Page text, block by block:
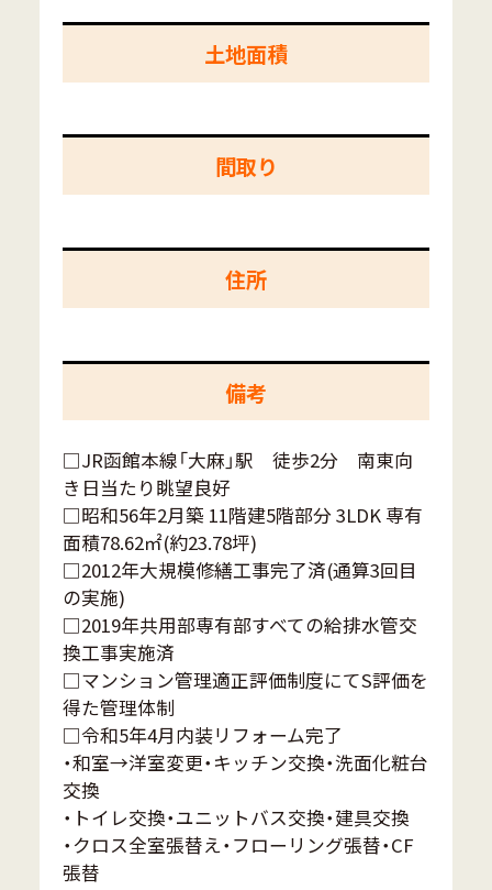
土地面積
間取り
住所
備考
□JR函館本線「大麻」駅 徒歩2分 南東向
き日当たり眺望良好
□昭和56年2月築 11階建5階部分 3LDK 専有
面積78.62㎡(約23.78坪)
□2012年大規模修繕工事完了済(通算3回目
の実施)
□2019年共用部専有部すべての給排水管交
換工事実施済
□マンション管理適正評価制度にてS評価を
得た管理体制
□令和5年4月内装リフォーム完了
・和室→洋室変更・キッチン交換・洗面化粧台
交換
・トイレ交換・ユニットバス交換・建具交換
・クロス全室張替え・フローリング張替・CF
張替